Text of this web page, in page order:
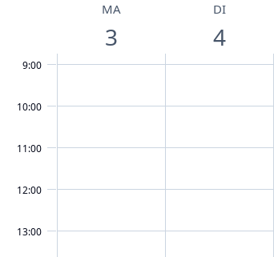
MA
3
DI
4
9:00
10:00
11:00
12:00
13:00